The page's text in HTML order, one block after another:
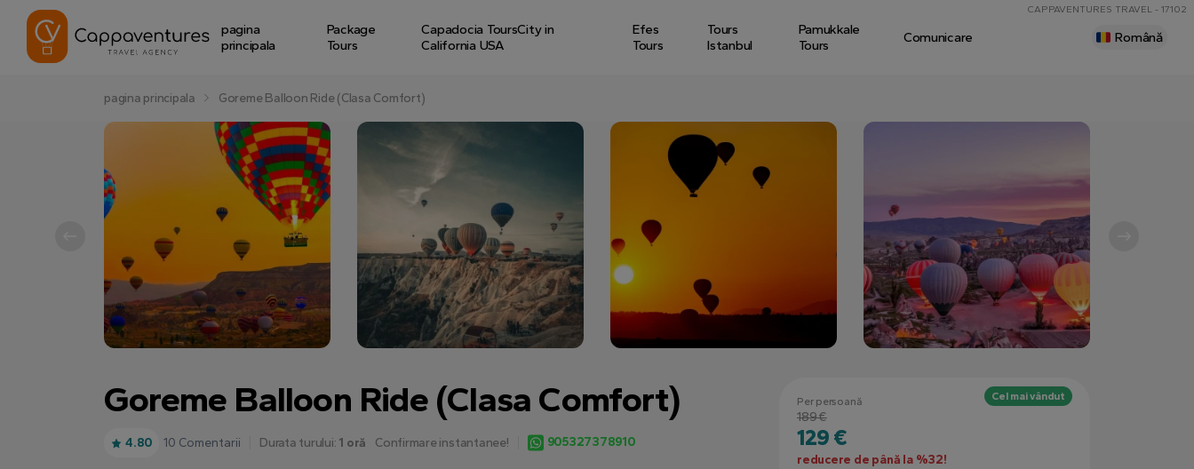
CAPPAVENTURES TRAVEL - 17102
pagina
principala
Package
Tours
Capadocia ToursCity in
California USA
Efes
Tours
Tours
Istanbul
Pamukkale
Tours
Comunicare Română
pagina principala Goreme Balloon Ride (Clasa Comfort)
Goreme Balloon Ride (Clasa Comfort)
4.80 10 Comentarii Durata turului: 1 oră Confirmare instantanee! 905327378910
Per persoană
189 €
129 €
reducere de până la %32!
Cel mai vândut